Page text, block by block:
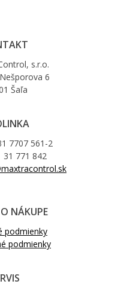
s.r.o.
6
Šaľa
7707 561-2
31 771 842
NÁKUPE
podmienky
podmienky